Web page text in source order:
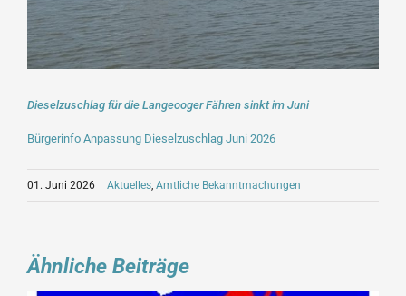
Dieselzuschlag für die Langeooger Fähren sinkt im Juni
Bürgerinfo Anpassung Dieselzuschlag Juni 2026
01. Juni 2026 | Aktuelles Amtliche Bekanntmachungen
Ähnliche Beiträge